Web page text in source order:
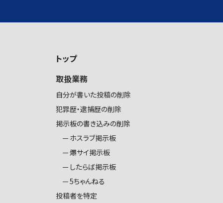
トップ
取扱業務
自分が書いた投稿の削除
犯罪歴・逮捕歴の削除
掲示板の書き込みの削除
ホスラブ掲示板
爆サイ掲示板
したらば掲示板
5ちゃんねる
投稿者を特定